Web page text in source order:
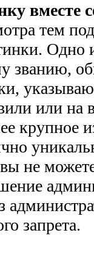
вместе
тем
Одно
званию,
или на
крупное
не
запрета.